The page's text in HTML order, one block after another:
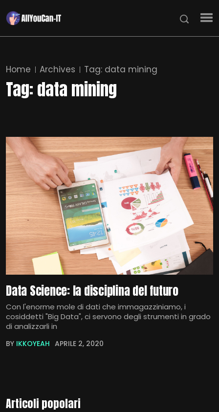
Home Archives Tag: data mining
Tag:data mining
Data Science: la disciplina del futuro
Con l'enorme mole di dati che immagazziniamo, i
cosiddetti "Big Data", ci servono degli strumenti in grado
di analizzarli in
BY IKKOYEAH APRILE 2, 2020
Articoli popolari